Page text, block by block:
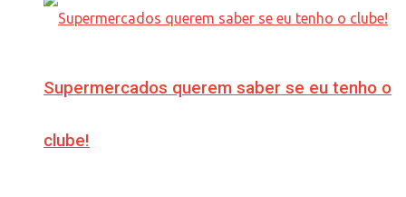
Supermercados querem saber se eu tenho o
clube!